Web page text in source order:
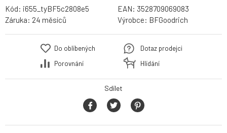
Kód: i655_tyBF5c2808e5 EAN: 3528709069083
Záruka: 24 měsíců Výrobce: BFGoodrich
Do oblíbených
Porovnání
Dotaz prodejci
Hlídání
Sdílet